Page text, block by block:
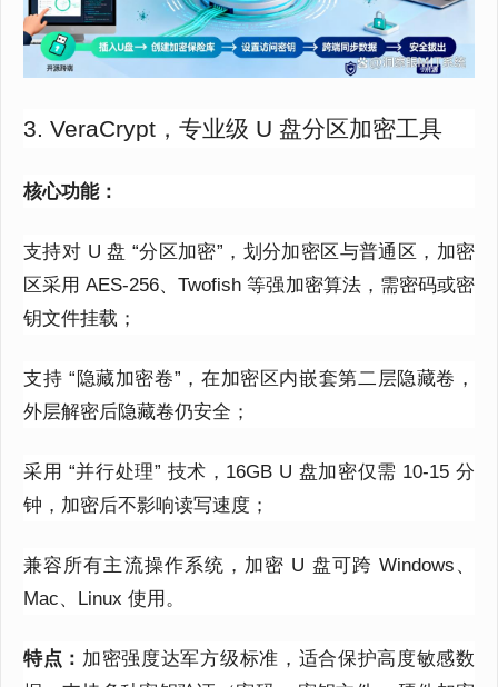
3. VeraCrypt，专业级 U 盘分区加密工具
核心功能：
支持对 U 盘 “分区加密”，划分加密区与普通区，加密
区采用 AES-256、Twofish 等强加密算法，需密码或密
钥文件挂载；
支持 “隐藏加密卷”，在加密区内嵌套第二层隐藏卷，
外层解密后隐藏卷仍安全；
采用 “并行处理” 技术，16GB U 盘加密仅需 10-15 分
钟，加密后不影响读写速度；
兼容所有主流操作系统，加密 U 盘可跨 Windows、
Mac、Linux 使用。
特点： 加密强度达军方级标准，适合保护高度敏感数